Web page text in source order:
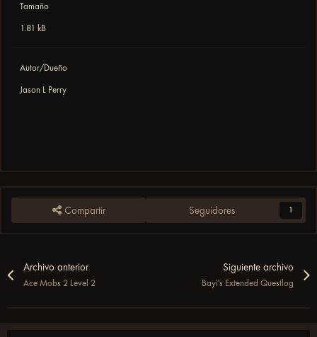
Tamaño
1.81 kB
Autor/Dueño
Jason L Perry
Compartir Seguidores 1
Archivo anterior
Ace Mobs 2 Level 2
Siguiente archivo
Bayi's Extended Questlog